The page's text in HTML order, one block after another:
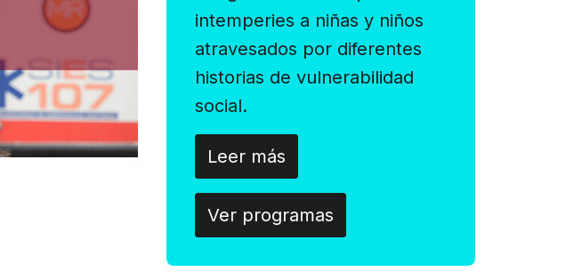
intemperies a niñas y niños
atravesados por diferentes
historias de vulnerabilidad
social.
Leer más
Ver programas